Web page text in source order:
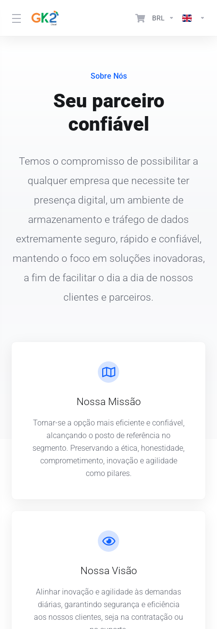
BRL
Sobre Nós
Seu parceiro
confiável
Temos o compromisso de possibilitar a
qualquer empresa que necessite ter
presença digital, um ambiente de
armazenamento e tráfego de dados
extremamente seguro, rápido e confiável,
mantendo o foco em soluções inovadoras,
a fim de facilitar o dia a dia de nossos
clientes e parceiros.
Nossa Missão
Tornar-se a opção mais eficiente e confiável,
alcançando o posto de referência no
segmento. Preservando a ética, honestidade,
comprometimento, inovação e agilidade
como pilares.
Nossa Visão
Alinhar inovação e agilidade às demandas
diárias, garantindo segurança e eficiência
aos nossos clientes, seja na contratação ou